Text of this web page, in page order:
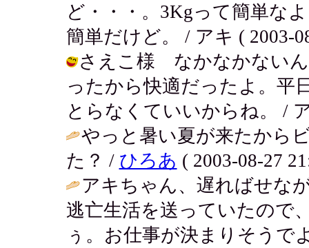
ど・・・。3Kgって簡単な
簡単だけど。 / アキ ( 2003-
さえこ様 なかなかないん
ったから快適だったよ。平
とらなくていいからね。 /
やっと暑い夏が来たから
た？ / ひろあ ( 2003-08-27
アキちゃん、遅ればせな
逃亡生活を送っていたので
ぅ。お仕事が決まりそうで